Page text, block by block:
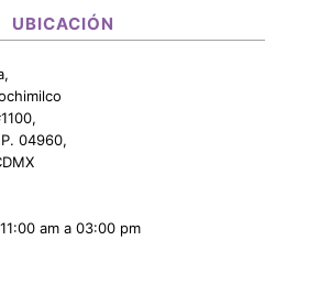
UBICACIÓN
04960,
am a 03:00 pm